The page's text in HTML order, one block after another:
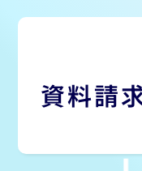
資料請求